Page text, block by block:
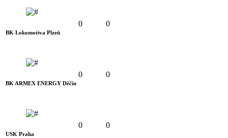
BK Lokomotiva Plzeň
0 0
BK ARMEX ENERGY Děčín
0 0
USK Praha
0 0